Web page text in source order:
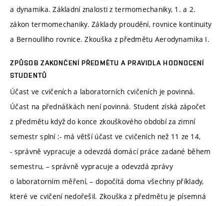
a dynamika. Základní znalosti z termomechaniky, 1. a 2.
zákon termomechaniky. Základy proudění, rovnice kontinuity
a Bernoulliho rovnice. Zkouška z předmětu Aerodynamika I.
ZPŮSOB ZAKONČENÍ PŘEDMĚTU A PRAVIDLA HODNOCENÍ
STUDENTŮ
Účast ve cvičeních a laboratorních cvičeních je povinná.
Účast na přednáškách není povinná. Student získá zápočet
z předmětu když do konce zkouškového období za zimní
semestr splní :- má větší účast ve cvičeních než 11 ze 14,
- správně vypracuje a odevzdá domácí práce zadané během
semestru, – správně vypracuje a odevzdá zprávy
o laboratorním měření, – dopočítá doma všechny příklady,
které ve cvičení nedořešil. Zkouška z předmětu je písemná